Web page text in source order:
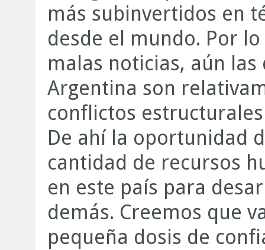
más subinvertidos en
desde el mundo. Por
malas noticias, aún
Argentina son
conflictos
De ahí la oportunidad
cantidad de recursos
en este país para
demás. Creemos que
pequeña dosis de